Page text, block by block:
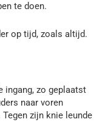
te doen.
op tijd, zoals altijd.
ingang, zo geplaatst
naar voren
zijn knie leunde